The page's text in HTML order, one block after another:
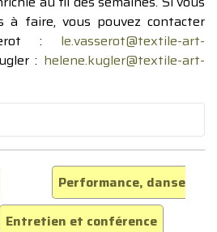
à faire, vous pouvez contacter
: le.vasserot@textile-art-
: helene.kugler@textile-art-
Performance, danse
Entretien et conférence